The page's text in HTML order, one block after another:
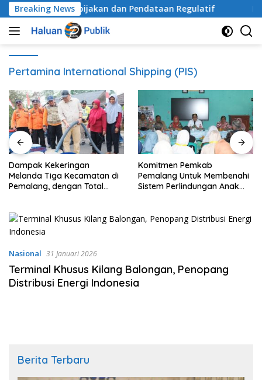
Langsung
ke
konten
Breaking News
Audit Kebijakan dan Pendataan Regulatif
Pertamina International Shipping (PIS)
Dampak Kekeringan
Melanda Tiga Kecamatan di
Pemalang, dengan Total
Komitmen Pemkab
Pemalang Untuk Membenahi
Sistem Perlindungan Anak
Nasional 31 Januari 2026
Terminal Khusus Kilang Balongan, Penopang
Distribusi Energi Indonesia
Berita Terbaru